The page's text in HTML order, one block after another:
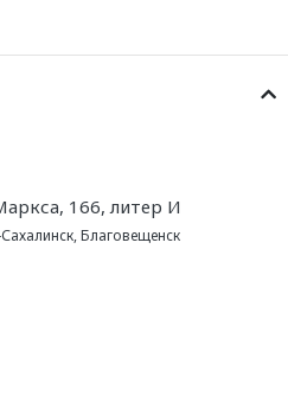
166, литер И
,Благовещенск